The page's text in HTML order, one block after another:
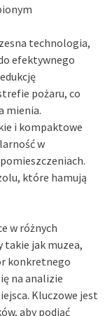
technologia,
efektywnego
pożaru, co
mienia.
i kompaktowe
w
które hamują
w różnych
takie jak muzea,
konkretnego
na analizie
Kluczowe jest
aby podjąć